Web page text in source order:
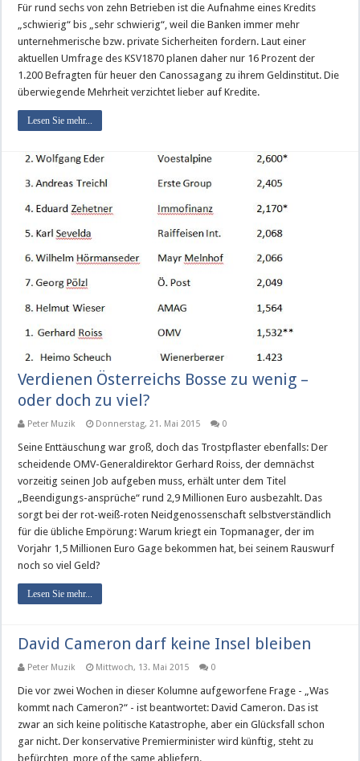
Für rund sechs von zehn Betrieben ist die Aufnahme eines Kredits
„schwierig“ bis „sehr schwierig“, weil die Banken immer mehr
unternehmerische bzw. private Sicherheiten fordern. Laut einer
aktuellen Umfrage des KSV1870 planen daher nur 16 Prozent der
1.200 Befragten für heuer den Canossagang zu ihrem Geldinstitut. Die
überwiegende Mehrheit verzichtet lieber auf Kredite.
Lesen Sie mehr...
Verdienen Österreichs Bosse zu wenig –
oder doch zu viel?
Peter Muzik Donnerstag, 21. Mai 2015 0
Seine Enttäuschung war groß, doch das Trostpflaster ebenfalls: Der
scheidende OMV-Generaldirektor Gerhard Roiss, der demnächst
vorzeitig seinen Job aufgeben muss, erhält unter dem Titel
„Beendigungs-ansprüche“ rund 2,9 Millionen Euro ausbezahlt. Das
sorgt bei der rot-weiß-roten Neidgenossenschaft selbstverständlich
für die übliche Empörung: Warum kriegt ein Topmanager, der im
Vorjahr 1,5 Millionen Euro Gage bekommen hat, bei seinem Rauswurf
noch so viel Geld?
Lesen Sie mehr...
David Cameron darf keine Insel bleiben
Peter Muzik Mittwoch, 13. Mai 2015 0
Die vor zwei Wochen in dieser Kolumne aufgeworfene Frage - „Was
kommt nach Cameron?“ - ist beantwortet: David Cameron. Das ist
zwar an sich keine politische Katastrophe, aber ein Glücksfall schon
gar nicht. Der konservative Premierminister wird künftig, steht zu
befürchten, more of the same abliefern.